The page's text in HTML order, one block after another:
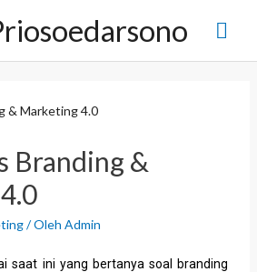
Branding &
/ Oleh Admin
saat ini yang bertanya soal branding